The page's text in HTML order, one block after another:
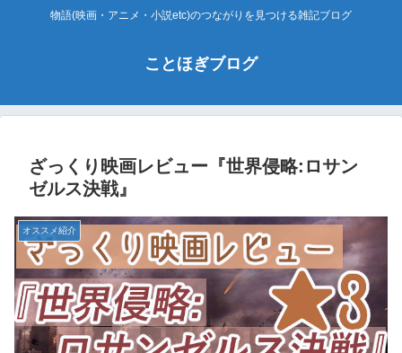
物語(映画・アニメ・小説etc)のつながりを見つける雑記ブログ
ことほぎブログ
ざっくり映画レビュー『世界侵略:ロサン
ゼルス決戦』
オススメ紹介